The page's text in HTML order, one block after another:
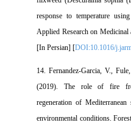
response to temperature
Applied Research on
[In Persian] [DOI:10.1016/
14. Fernandez-Garcia, V.,
(2019). The role of fire
regeneration of
environmental conditions.